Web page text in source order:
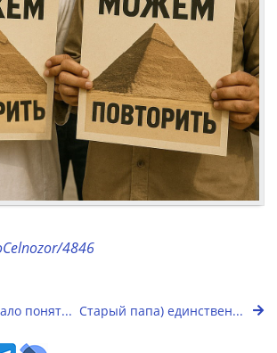
4846
понят... Старый папа) единствен...